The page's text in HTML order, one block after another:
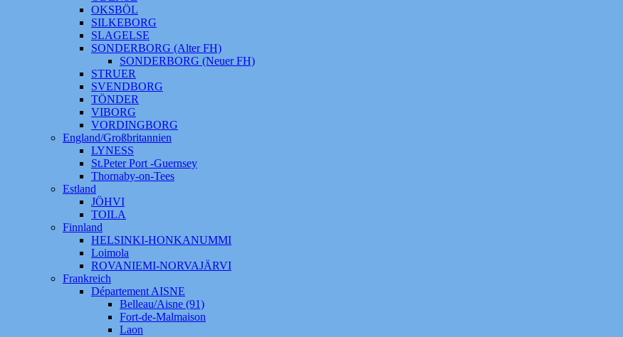
OKSBÖL
SILKEBORG
SLAGELSE
SONDERBORG (Alter FH)
SONDERBORG (Neuer FH)
STRUER
SVENDBORG
TÖNDER
VIBORG
VORDINGBORG
England/Großbritannien
LYNESS
St.Peter Port -Guernsey
Thornaby-on-Tees
Estland
JÖHVI
TOILA
Finnland
HELSINKI-HONKANUMMI
Loimola
ROVANIEMI-NORVAJÄRVI
Frankreich
Département AISNE
Belleau/Aisne (91)
Fort-de-Malmaison
Laon